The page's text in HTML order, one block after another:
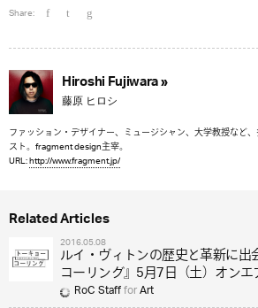
Share:
Hiroshi Fujiwara »
藤原 ヒロシ
ファッション・デザイナー、ミュージシャン、大学教授など
スト。fragment design主宰。
URL:http://www.fragment.jp/
Related Articles
2016.05.08
ルイ・ヴィトンの歴史と革新に出
コーリング』5月7日（土）オンエ
RoC StaffforArt